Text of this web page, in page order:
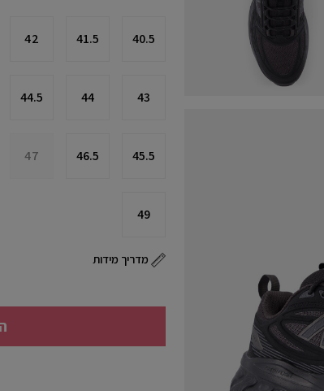
40.5
41.5
42
43
44
44.5
45.5
46.5
47
49
מדריך מידות